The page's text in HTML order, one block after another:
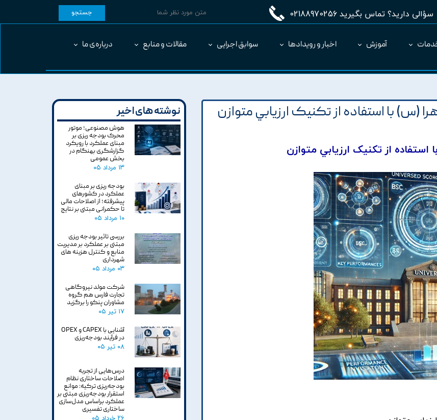
سؤالی دارید؟ تماس بگیرید 02188970256 جستجو
آموزش اخبار و رویدادها سوابق اجرایی مقالات و منابع درباره‌ی ما
(س) با استفاده از تکنيک ارزيابي متوازن
از تکنيک ارزيابي متوازن
نوشته های اخیر
هوش مصنوعی؛ موتور
محرک بودجه ریزی بر
مبنای عملکرد با رویکرد
گزارشگری بهنگام در
بخش عمومی
۱۳ مرداد ۰۵
بودجه ریزی بر مبنای
عملکرد در کشورهای
پیشرفته؛ از اصلاحات مالی
تا حکمرانی مبتنی بر نتایج
۱۰ مرداد ۰۵
بررسی تاثیر بودجه ریزی
مبتنی بر عملکرد بر مدیریت
منابع و کنترل هزینه های
شهرداری
۰۳ مرداد ۰۵
شرکت مولد نیروگاهی
تجارت فارس هم گروه
مشاوران پنکو را برگزید
۱۷ تیر ۰۵
آشنایی با CAPEX و OPEX
در فرآیند بودجه‌ریزی
۰۸ تیر ۰۵
درس‌هایی از تجربه
اصلاحات ساختاری نظام
بودجه‌ریزی ترکیه: موانع
استقرار بودجه‌ریزی مبتنی بر
عملکرد براساس مدل‌سازی
ساختاری تفسیری